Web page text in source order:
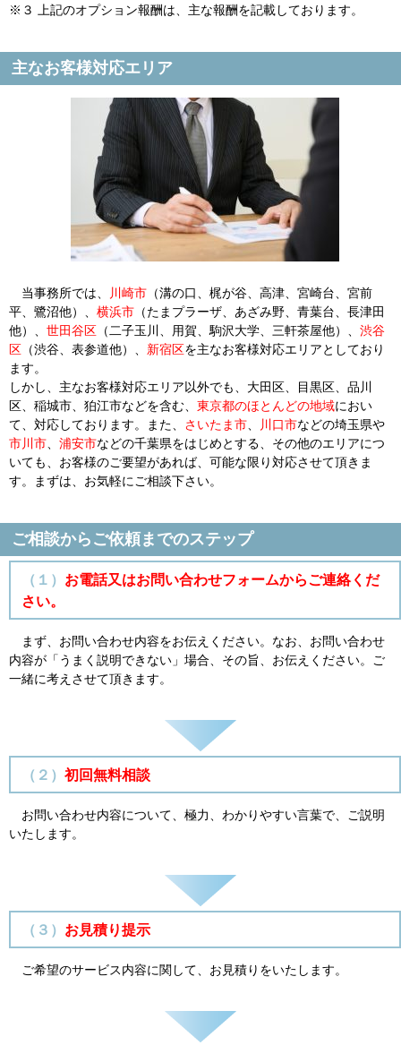
※３ 上記のオプション報酬は、主な報酬を記載しております。
主なお客様対応エリア
当事務所では、 川崎市 （溝の口、梶が谷、高津、宮崎台、宮前
平、鷺沼他）、 横浜市 （たまプラーザ、あざみ野、青葉台、長津田
他）、 世田谷区 （二子玉川、用賀、駒沢大学、三軒茶屋他）、 渋谷
区 （渋谷、表参道他）、 新宿区を主なお客様対応エリアとしており
ます。
しかし、主なお客様対応エリア以外でも、大田区、目黒区、品川
区、稲城市、狛江市などを含む、 東京都のほとんどの地域におい
て、対応しております。また、 さいたま市 川口市などの埼玉県や
市川市
浦安市などの千葉県をはじめとする、その他のエリアにつ
いても、お客様のご要望があれば、可能な限り対応させて頂きま
す。まずは、お気軽にご相談下さい。
ご相談からご依頼までのステップ
（１） お電話又はお問い合わせフォームからご連絡くだ
さい。
まず、お問い合わせ内容をお伝えください。なお、お問い合わせ
内容が「うまく説明できない」場合、その旨、お伝えください。ご
一緒に考えさせて頂きます。
（２） 初回無料相談
お問い合わせ内容について、極力、わかりやすい言葉で、ご説明
いたします。
（３） お見積り提示
ご希望のサービス内容に関して、お見積りをいたします。